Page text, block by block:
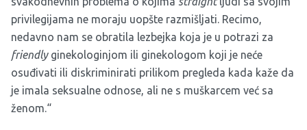
privilegijama ne moraju uopšte razmišljati. Recimo,
nedavno nam se obratila lezbejka koja je u potrazi za
friendlyginekologinjom ili ginekologom koji je neće
osuđivati ili diskriminirati prilikom pregleda kada kaže da
je imala seksualne odnose, ali ne s muškarcem već sa
ženom.“